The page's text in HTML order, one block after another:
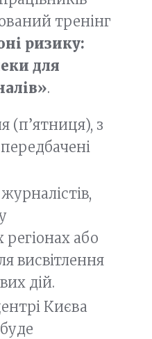
тренінг
ризику:
для
.
(п’ятниця), з
або
висвітлення
дій.
Києва